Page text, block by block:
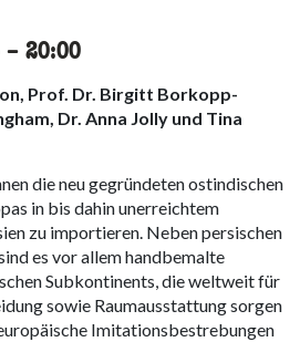
accessibility.time_to
– 20:00
Prof. Dr. Birgitt Borkopp-
Dr. Anna Jolly und Tina
die neu gegründeten ostindischen
in bis dahin unerreichtem
zu importieren. Neben persischen
es vor allem handbemalte
Subkontinents, die weltweit für
sowie Raumausstattung sorgen
Imitationsbestrebungen